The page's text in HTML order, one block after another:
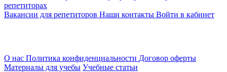
репетиторах
Вакансии для репетиторов Наши контакты Войти в кабинет
О нас Политика конфиденциальности Договор оферты
Материалы для учебы Учебные статьи